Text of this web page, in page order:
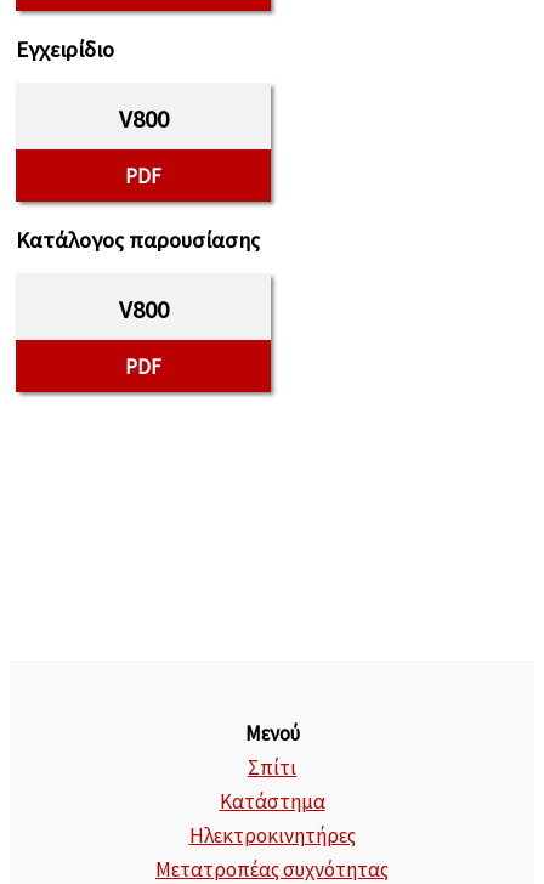
Εγχειρίδιο
V800
PDF
Κατάλογος παρουσίασης
V800
PDF
Μενού
Σπίτι
Κατάστημα
Ηλεκτροκινητήρες
Μετατροπέας συχνότητας